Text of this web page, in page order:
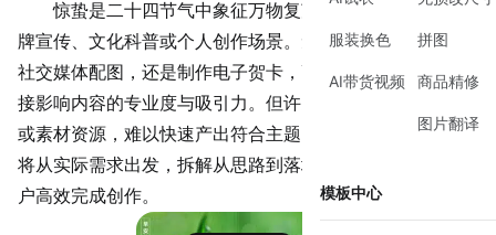
服装换色
AI带货视频
拼图
商品精修
图片翻译
模板中心
惊蛰是二十四节气中象征万物复苏的节点，常被用于品
牌宣传、文化科普或个人创作场景。无论是设计节气海报、
社交媒体配图，还是制作电子贺卡，高清素材的视觉表现直
接影响内容的专业度与吸引力。但许多用户因缺乏设计经验
或素材资源，难以快速产出符合主题的惊蛰高清素材。本文
将从实际需求出发，拆解从思路到落地的完整流程，帮助用
户高效完成创作。